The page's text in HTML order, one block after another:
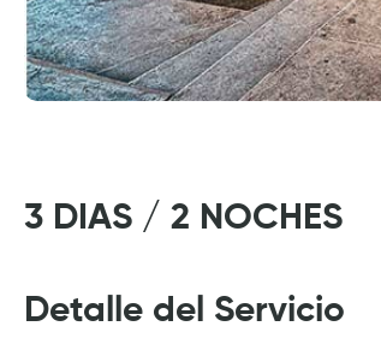
3 DIAS / 2 NOCHES
Detalle del Servicio